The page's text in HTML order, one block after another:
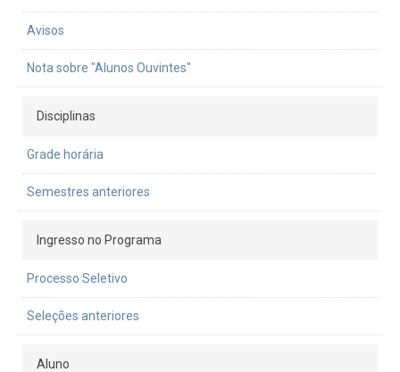
Avisos
Nota sobre "Alunos Ouvintes"
Disciplinas
Grade horária
Semestres anteriores
Ingresso no Programa
Processo Seletivo
Seleções anteriores
Aluno